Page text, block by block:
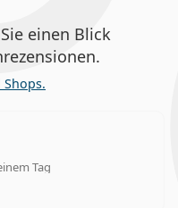
einen Blick
Tag
5 aus 5